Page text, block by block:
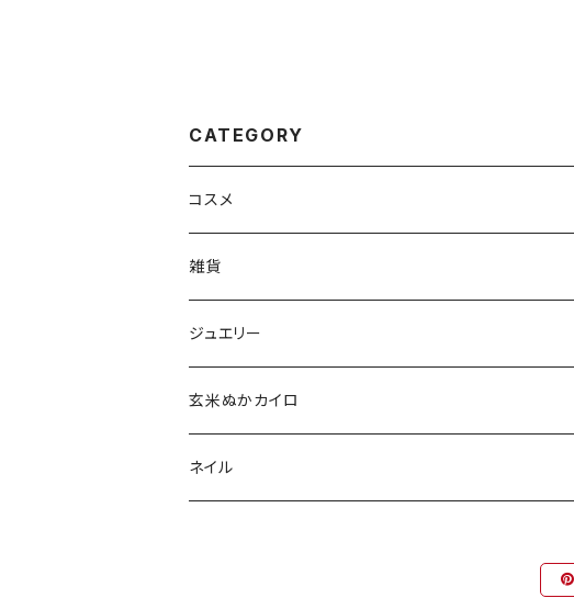
CATEGORY
コスメ
aesti
babu-beauté
go well
Aroma France
雑貨
ホメオパシーケース
タッセル
ジュエリー
玄米ぬかカイロ
ネイル